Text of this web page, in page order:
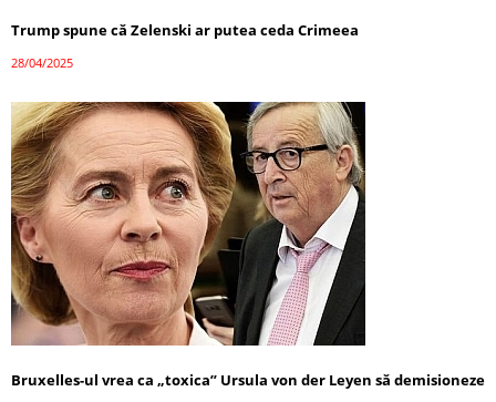
Trump spune că Zelenski ar putea ceda Crimeea
28/04/2025
Bruxelles-ul vrea ca „toxica” Ursula von der Leyen să demisioneze